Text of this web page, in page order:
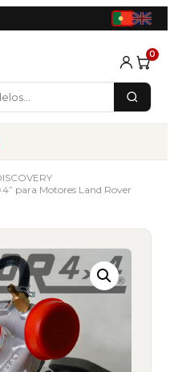
0
para Motores Land Rover